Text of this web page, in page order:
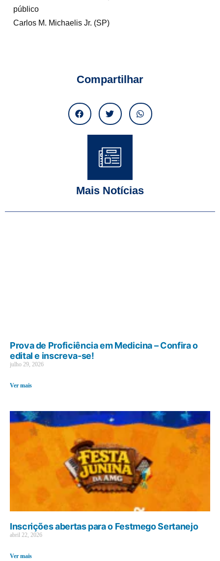
público
Carlos M. Michaelis Jr. (SP)
Compartilhar
Mais Notícias
Prova de Proficiência em Medicina – Confira o
edital e inscreva-se!
julho 29, 2026
Ver mais
Inscrições abertas para o Festmego Sertanejo
abril 22, 2026
Ver mais